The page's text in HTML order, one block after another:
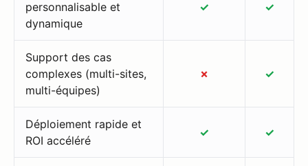
personnalisable et
dynamique
✓ ✓
Support des cas
complexes (multi-sites,
multi-équipes)
✗ ✓
Déploiement rapide et
ROI accéléré
✓ ✓